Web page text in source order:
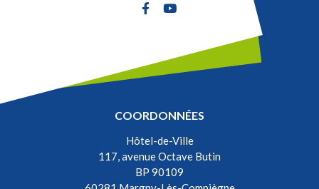
Lien vers le compte Facebook
Lien vers la chaîne Youtube
COORDONNÉES
Hôtel-de-Ville
117, avenue Octave Butin
BP 90109